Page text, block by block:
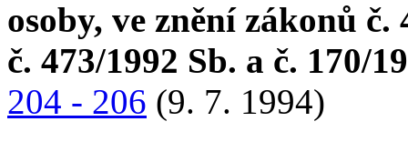
osoby, ve znění zákonů č.
č. 473/1992 Sb. a č. 170/
204 - 206 (9. 7. 1994)